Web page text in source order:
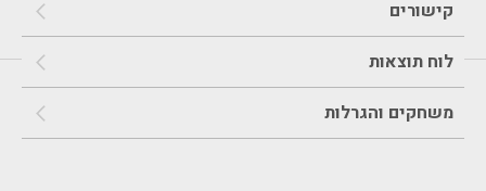
קישורים
לוח תוצאות
משחקים והגרלות